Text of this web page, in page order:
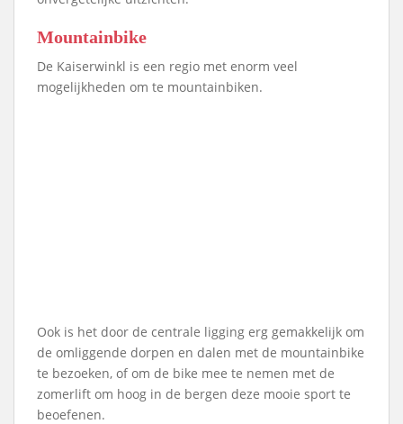
Mountainbike
De Kaiserwinkl is een regio met enorm veel
mogelijkheden om te mountainbiken.
Ook is het door de centrale ligging erg gemakkelijk om
de omliggende dorpen en dalen met de mountainbike
te bezoeken, of om de bike mee te nemen met de
zomerlift om hoog in de bergen deze mooie sport te
beoefenen.